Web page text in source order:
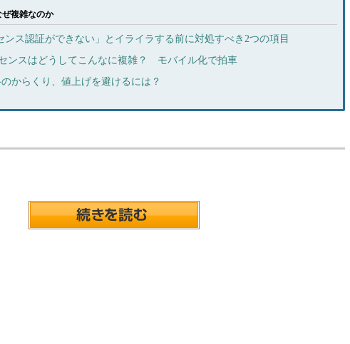
複雑なのか
ンス認証ができない」とイライラする前に対処すべき2つの項目
ンスはどうしてこんなに複雑？ モバイル化で拍車
のからくり、値上げを避けるには？